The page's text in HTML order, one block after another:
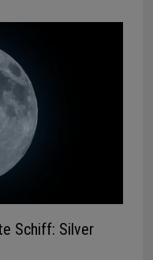
Schiff: Silver